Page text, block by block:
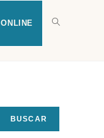
Alternar
BUSCAR